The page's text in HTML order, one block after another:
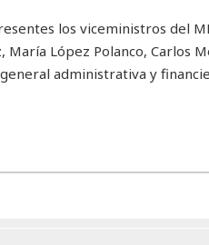
los viceministros del
María López Polanco, Carlos
general administrativa y